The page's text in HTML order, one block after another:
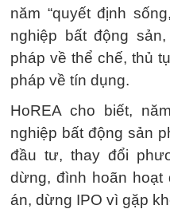
năm “quyết định
nghiệp bất động
pháp về thể chế, thủ
pháp về tín dụng.
HoREA cho biết,
nghiệp bất động sản
đầu tư, thay đổi
dừng, đình hoãn
án, dừng IPO vì gặp